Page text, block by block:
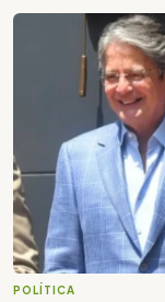
POLÍTICA